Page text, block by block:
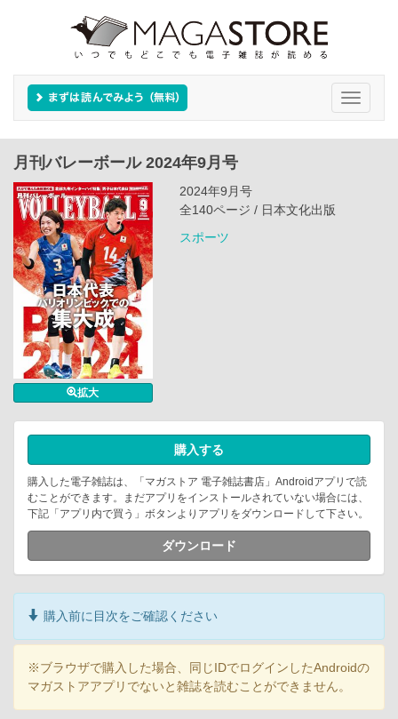
Toggle
月刊バレーボール 2024年9月号
拡大
2024年9月号
全140ページ / 日本文化出版
スポーツ
購入する
購入した電子雑誌は、「マガストア 電子雑誌書店」Androidアプリで読
むことができます。まだアプリをインストールされていない場合には、
下記「アプリ内で買う」ボタンよりアプリをダウンロードして下さい。
ダウンロード
購入前に目次をご確認ください
※ブラウザで購入した場合、同じIDでログインしたAndroidの
マガストアアプリでないと雑誌を読むことができません。